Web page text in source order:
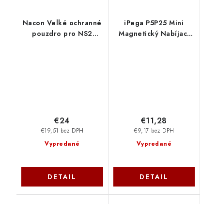
Nacon Velké ochranné
pouzdro pro NS2
Vypredané
€19,51 bez DPH
€24
DETAIL
iPega P5P25 Mini
Magnetický Nabíjací
Vypredané
€9,17 bez DPH
€11,28
DETAIL